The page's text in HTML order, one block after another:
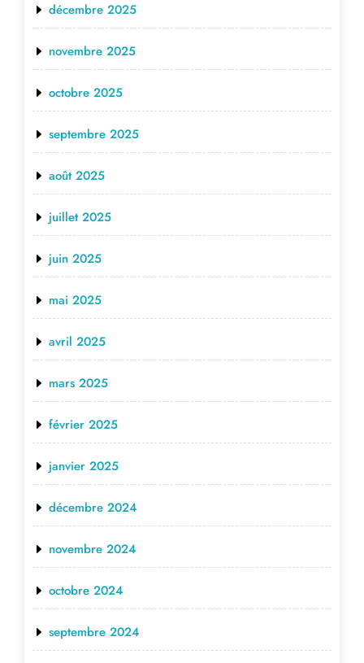
décembre 2025
novembre 2025
octobre 2025
septembre 2025
août 2025
juillet 2025
juin 2025
mai 2025
avril 2025
mars 2025
février 2025
janvier 2025
décembre 2024
novembre 2024
octobre 2024
septembre 2024